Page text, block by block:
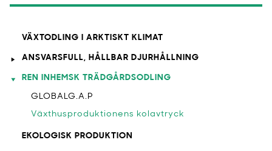
VÄXTODLING I ARKTISKT KLIMAT
ANSVARSFULL, HÅLLBAR DJURHÅLLNING
REN INHEMSK TRÄDGÅRDSODLING
GLOBALG.A.P
Växthusproduktionens kolavtryck
EKOLOGISK PRODUKTION